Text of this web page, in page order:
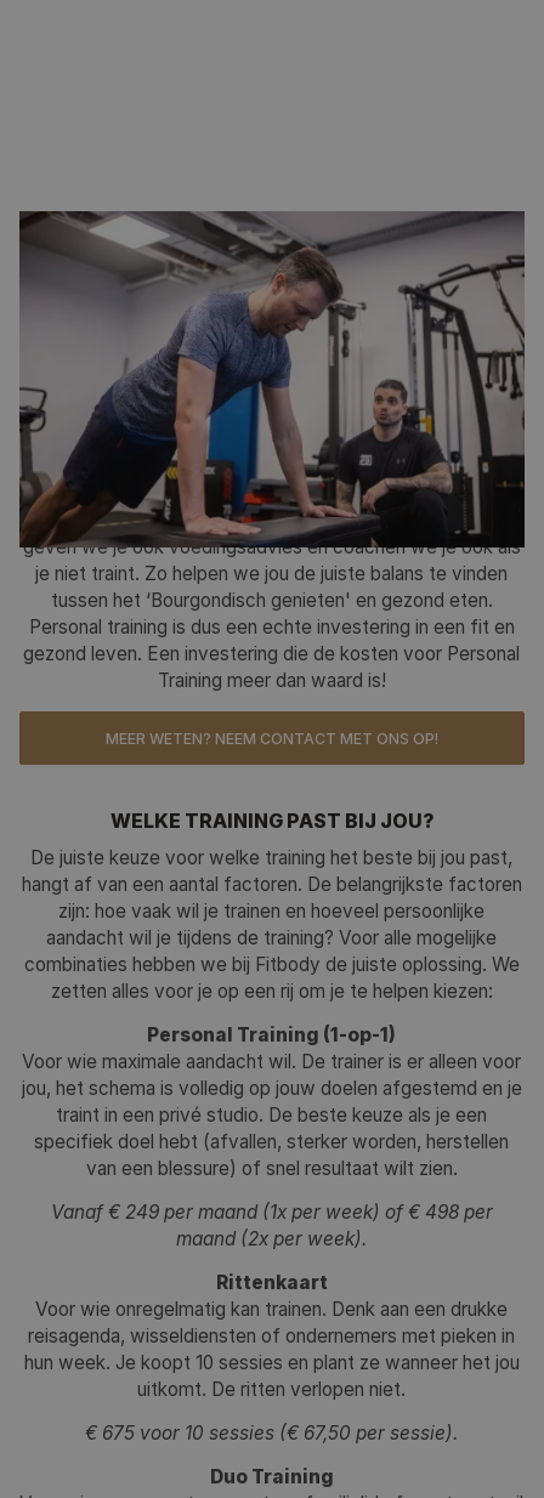
INVESTEREN IN JEZELF
Met alle verleidingen die op de loer liggen, is jouw gezonde
leefstijl soms lastig om vol te houden. Daarnaast heb je
waarschijnlijk ook nog eens een drukke baan en maar weinig
tijd voor jezelf, waardoor sporten er al snel bij in schiet.
Toch vind je een gezond lichaam en lekker in je vel zitten
belangrijk en regelmatig sporten hoort daar zeker bij!
Bij personal training van Fitbody pak je dat momentje voor
jezelf. Even weg uit de dagelijkse hectiek om jezelf in het
zweet te werken. Naast begeleiding tijdens het trainen
geven we je ook voedingsadvies en coachen we je ook als
je niet traint. Zo helpen we jou de juiste balans te vinden
tussen het ‘Bourgondisch genieten' en gezond eten.
Personal training is dus een echte investering in een fit en
gezond leven. Een investering die de kosten voor Personal
Training meer dan waard is!
MEER WETEN? NEEM CONTACT MET ONS OP!
WELKE TRAINING PAST BIJ JOU?
De juiste keuze voor welke training het beste bij jou past,
hangt af van een aantal factoren. De belangrijkste factoren
zijn: hoe vaak wil je trainen en hoeveel persoonlijke
aandacht wil je tijdens de training? Voor alle mogelijke
combinaties hebben we bij Fitbody de juiste oplossing. We
zetten alles voor je op een rij om je te helpen kiezen:
Personal Training (1-op-1)
Voor wie maximale aandacht wil. De trainer is er alleen voor
jou, het schema is volledig op jouw doelen afgestemd en je
traint in een privé studio. De beste keuze als je een
specifiek doel hebt (afvallen, sterker worden, herstellen
van een blessure) of snel resultaat wilt zien.
Vanaf € 249 per maand (1x per week) of € 498 per
maand (2x per week).
Rittenkaart
Voor wie onregelmatig kan trainen. Denk aan een drukke
reisagenda, wisseldiensten of ondernemers met pieken in
hun week. Je koopt 10 sessies en plant ze wanneer het jou
uitkomt. De ritten verlopen niet.
€ 675 voor 10 sessies (€ 67,50 per sessie).
Duo Training